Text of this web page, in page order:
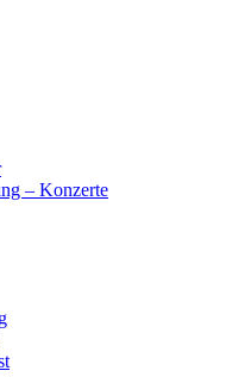
– Konzerte